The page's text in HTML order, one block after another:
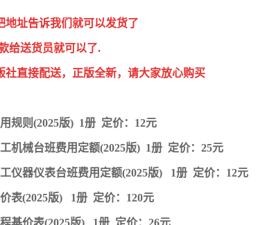
地址告诉我们就可以发货了
给送货员就可以了.
社直接配送，正版全新，请大家放心购买
规则(2025版) 1册 定价：12元
机械台班费用定额(2025版) 1册 定价：25元
仪器仪表台班费用定额(2025版) 1册 定价：12元
表(2025版) 1册 定价：120元
基价表(2025版) 1册 定价：26元